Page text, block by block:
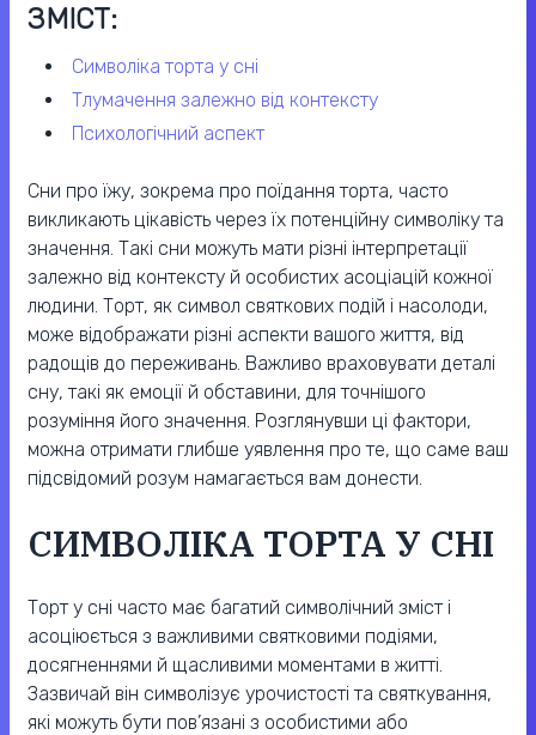
ЗМІСТ:
символіка торта у сні
тлумачення залежно від контексту
психологічний аспект
Сни про їжу, зокрема про поїдання торта, часто
викликають цікавість через їх потенційну символіку та
значення. Такі сни можуть мати різні інтерпретації
залежно від контексту й особистих асоціацій кожної
людини. Торт, як символ святкових подій і насолоди,
може відображати різні аспекти вашого життя, від
радощів до переживань. Важливо враховувати деталі
сну, такі як емоції й обставини, для точнішого
розуміння його значення. Розглянувши ці фактори,
можна отримати глибше уявлення про те, що саме ваш
підсвідомий розум намагається вам донести.
СИМВОЛІКА ТОРТА У СНІ
Торт у сні часто має багатий символічний зміст і
асоціюється з важливими святковими подіями,
досягненнями й щасливими моментами в житті.
Зазвичай він символізує урочистості та святкування,
які можуть бути пов’язані з особистими або